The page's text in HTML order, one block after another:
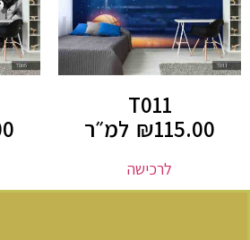
T011
₪115.00 למ״ר
לרכישה